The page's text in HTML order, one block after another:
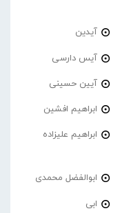
آیدین
آیس دارسی
آیین حسینی
ابراهیم افشین
ابراهیم علیزاده
ابوالفضل محمدی
ابی